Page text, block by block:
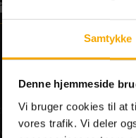
Samtykke
Denne hjemmeside
Vi bruger cookies til at
vores trafik. Vi deler
besøg